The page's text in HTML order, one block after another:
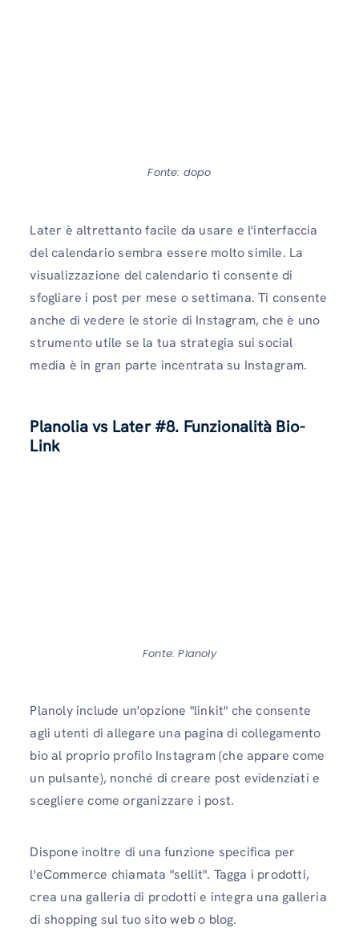
Fonte: dopo
Later è altrettanto facile da usare e l'interfaccia
del calendario sembra essere molto simile. La
visualizzazione del calendario ti consente di
sfogliare i post per mese o settimana. Ti consente
anche di vedere le storie di Instagram, che è uno
strumento utile se la tua strategia sui social
media è in gran parte incentrata su Instagram.
Planolia vs Later #8. Funzionalità Bio-
Link
Fonte: Planoly
Planoly include un'opzione "linkit" che consente
agli utenti di allegare una pagina di collegamento
bio al proprio profilo Instagram (che appare come
un pulsante), nonché di creare post evidenziati e
scegliere come organizzare i post.
Dispone inoltre di una funzione specifica per
l'eCommerce chiamata "sellit". Tagga i prodotti,
crea una galleria di prodotti e integra una galleria
di shopping sul tuo sito web o blog.